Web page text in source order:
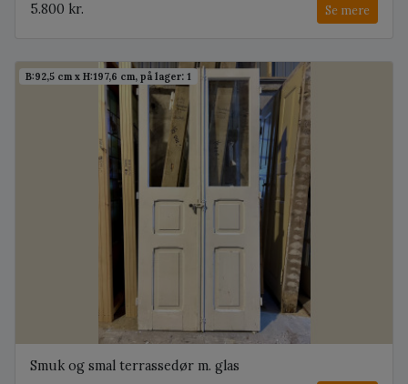
5.800 kr.
Se mere
B:92,5 cm x H:197,6 cm, på lager: 1
Smuk og smal terrassedør m. glas